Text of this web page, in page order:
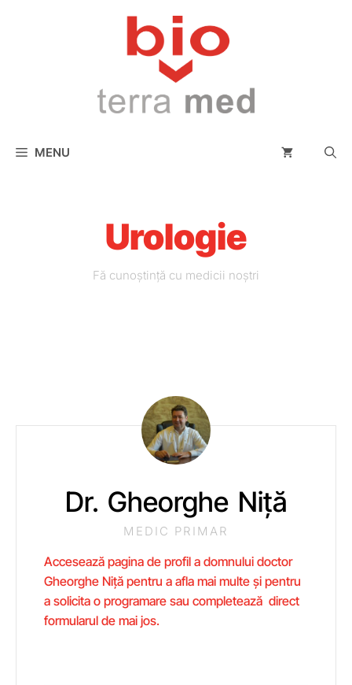
MENU
Urologie
Fă cunoștință cu medicii noștri
Dr. Gheorghe Niță
MEDIC PRIMAR
Accesează pagina de profil a domnului doctor
Gheorghe Niță pentru a afla mai multe și pentru
a solicita o programare sau completează direct
formularul de mai jos.